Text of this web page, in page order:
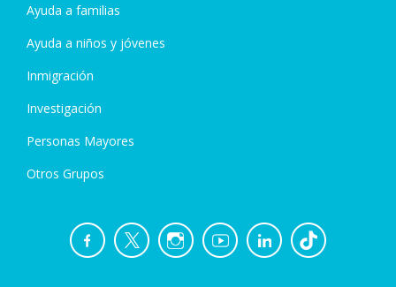
Ayuda a familias
Ayuda a niños y jóvenes
Inmigración
Investigación
Personas Mayores
Otros Grupos